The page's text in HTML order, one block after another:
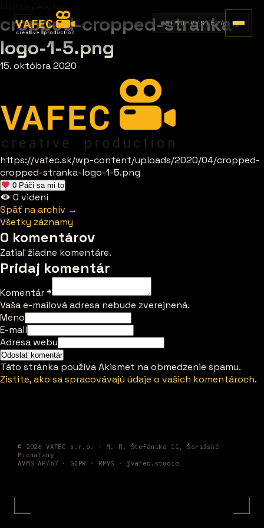
MIMO VYSIELANIA
Domov Archív
cropped-cropped-stranka-
logo-1-5.png
15. októbra 2020
https://vafec.sk/wp-content/uploads/2020/04/cropped-
cropped-stranka-logo-1-5.png
0 Páči sa mi to
0 videní
Späť na archív →
Všetky záznamy
0 komentárov
Zatiaľ žiadne komentáre.
Pridaj komentár
Komentár*
Vaša e-mailová adresa nebude zverejnená.
Meno
E-mail
Adresa webu
Táto stránka používa Akismet na obmedzenie spamu.
Zistite, ako sa spracovávajú údaje o vašich komentároch.
© 2026 VAFEC s.r.o. · M. R. Štefánika 11, Šarišské
Michaľany
AVMS AP/67 · GDPR · RPVS · @vafec.studio